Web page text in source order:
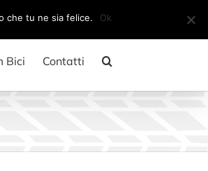
CARRELLO
Bici Contatti
che tu ne sia felice. Ok